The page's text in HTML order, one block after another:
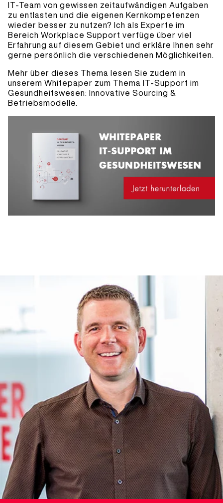
IT-Team von gewissen zeitaufwändigen Aufgaben
zu entlasten und die eigenen Kernkompetenzen
wieder besser zu nutzen? Ich als Experte im
Bereich Workplace Support verfüge über viel
Erfahrung auf diesem Gebiet und erkläre Ihnen sehr
gerne persönlich die verschiedenen Möglichkeiten.
Mehr über dieses Thema lesen Sie zudem in
unserem Whitepaper zum Thema IT-Support im
Gesundheitswesen: Innovative Sourcing &
Betriebsmodelle.